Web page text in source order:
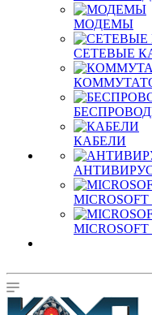
МОДЕМЫ
СЕТЕВЫЕ
КАБЕЛИ
MICROSOFT